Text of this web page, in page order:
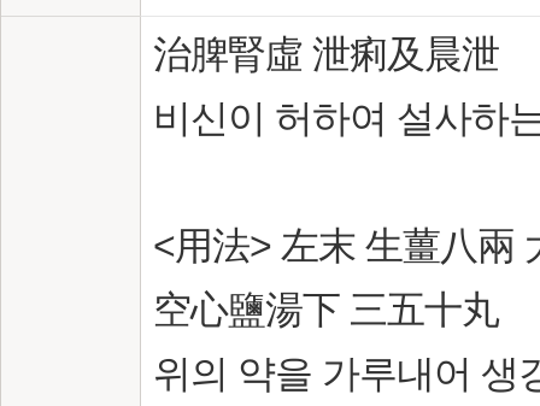
治脾腎虛 泄痢及晨泄
비신이 허하여 설사하
<用法> 左末 生薑八兩
空心鹽湯下 三五十丸
위의 약을 가루내어 생